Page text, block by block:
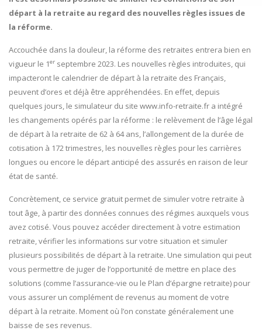
départ à la retraite au regard des nouvelles règles issues de
la réforme.
Accouchée dans la douleur, la réforme des retraites entrera bien en
vigueur le 1er septembre 2023. Les nouvelles règles introduites, qui
impacteront le calendrier de départ à la retraite des Français,
peuvent d’ores et déjà être appréhendées. En effet, depuis
quelques jours, le simulateur du site www.info-retraite.fr a intégré
les changements opérés par la réforme : le relèvement de l’âge légal
de départ à la retraite de 62 à 64 ans, l’allongement de la durée de
cotisation à 172 trimestres, les nouvelles règles pour les carrières
longues ou encore le départ anticipé des assurés en raison de leur
état de santé.
Concrètement, ce service gratuit permet de simuler votre retraite à
tout âge, à partir des données connues des régimes auxquels vous
avez cotisé. Vous pouvez accéder directement à votre estimation
retraite, vérifier les informations sur votre situation et simuler
plusieurs possibilités de départ à la retraite. Une simulation qui peut
vous permettre de juger de l’opportunité de mettre en place des
solutions (comme l’assurance-vie ou le Plan d’épargne retraite) pour
vous assurer un complément de revenus au moment de votre
départ à la retraite. Moment où l’on constate généralement une
baisse de ses revenus.